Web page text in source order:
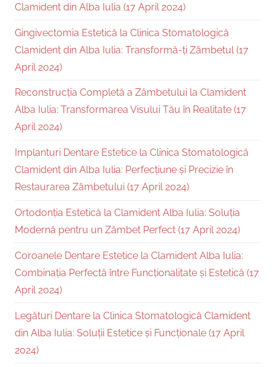
Clamident din Alba Iulia (17 April 2024)
Gingivectomia Estetică la Clinica Stomatologică
Clamident din Alba Iulia: Transformă-ți Zâmbetul (17
April 2024)
Reconstrucția Completă a Zâmbetului la Clamident
Alba Iulia: Transformarea Visului Tău în Realitate (17
April 2024)
Implanturi Dentare Estetice la Clinica Stomatologică
Clamident din Alba Iulia: Perfecțiune și Precizie în
Restaurarea Zâmbetului (17 April 2024)
Ortodonția Estetică la Clamident Alba Iulia: Soluția
Modernă pentru un Zâmbet Perfect (17 April 2024)
Coroanele Dentare Estetice la Clamident Alba Iulia:
Combinația Perfectă între Funcționalitate și Estetică (17
April 2024)
Legături Dentare la Clinica Stomatologică Clamident
din Alba Iulia: Soluții Estetice și Funcționale (17 April
2024)